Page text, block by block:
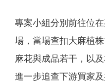
專案小組分別前往位
場，當場查扣大麻植
麻花與成品若干，以
進一步追查下游買家